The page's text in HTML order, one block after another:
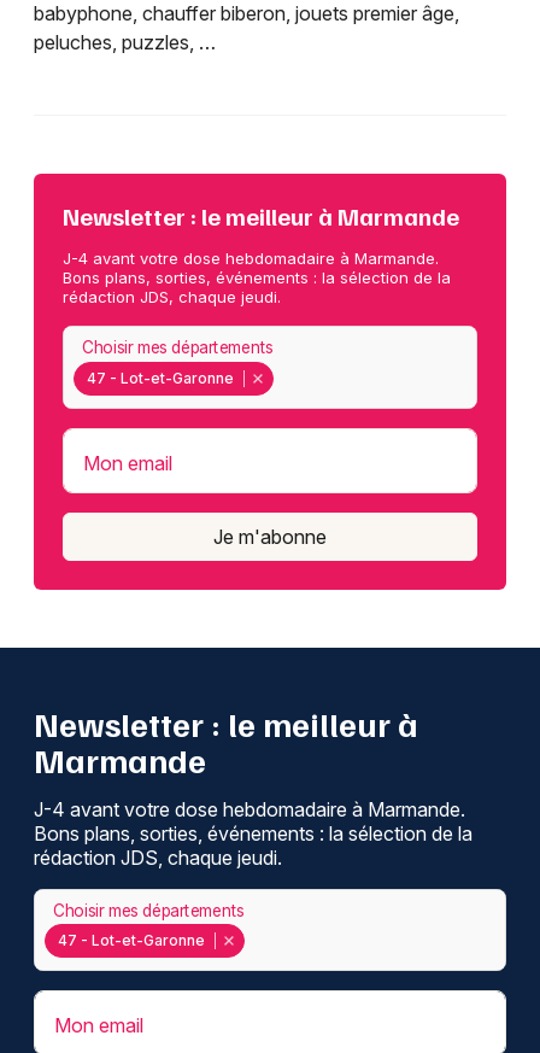
babyphone, chauffer biberon, jouets premier âge,
peluches, puzzles, …
Newsletter : le meilleur à Marmande
J-4 avant votre dose hebdomadaire à Marmande.
Bons plans, sorties, événements : la sélection de la
rédaction JDS, chaque jeudi.
47 - Lot-et-Garonne
Choisir mes départements
Mon email
Je m'abonne
Newsletter : le meilleur à
Marmande
J-4 avant votre dose hebdomadaire à Marmande.
Bons plans, sorties, événements : la sélection de la
rédaction JDS, chaque jeudi.
47 - Lot-et-Garonne
Choisir mes départements
Mon email